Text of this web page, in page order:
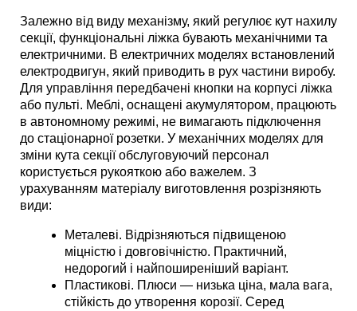
Залежно від виду механізму, який регулює кут нахилу
секції, функціональні ліжка бувають механічними та
електричними. В електричних моделях встановлений
електродвигун, який приводить в рух частини виробу.
Для управління передбачені кнопки на корпусі ліжка
або пульті. Меблі, оснащені акумулятором, працюють
в автономному режимі, не вимагають підключення
до стаціонарної розетки. У механічних моделях для
зміни кута секції обслуговуючий персонал
користується рукояткою або важелем. З
урахуванням матеріалу виготовлення розрізняють
види:
Металеві. Відрізняються підвищеною
міцністю і довговічністю. Практичний,
недорогий і найпоширеніший варіант.
Пластикові. Плюси — низька ціна, мала вага,
стійкість до утворення корозії. Серед